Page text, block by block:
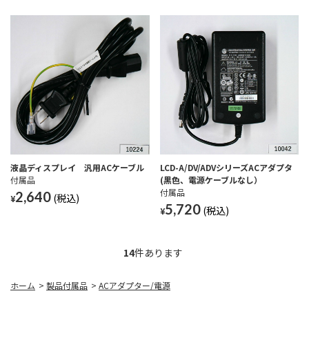
液晶ディスプレイ 汎用ACケーブル
付属品
¥2,640
LCD-A/DV/ADVシリーズACアダプタ
(黒色、電源ケーブルなし）
付属品
¥5,720
14件あります
ホーム > 製品付属品 > ACアダプター/電源